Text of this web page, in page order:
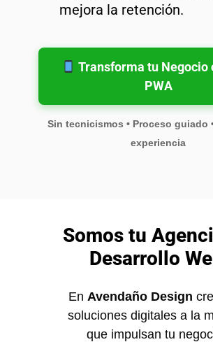
mejora la retención.
Transforma tu Negocio
PWA
Sin tecnicismos • Proceso guiado
experiencia
Somos tu
Desarrollo
En Avendaño Design
soluciones digitales a la
que impulsan tu